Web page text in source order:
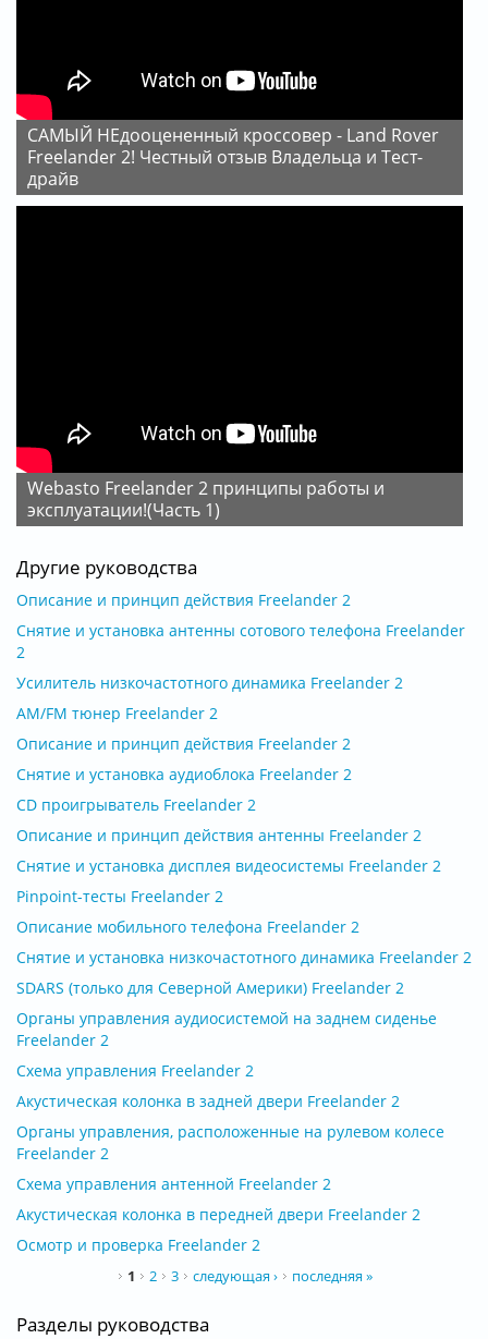
САМЫЙ НЕдооцененный кроссовер - Land Rover
Freelander 2! Честный отзыв Владельца и Тест-
драйв
Webasto Freelander 2 принципы работы и
эксплуатации!(Часть 1)
Другие руководства
Описание и принцип действия Freelander 2
Снятие и установка антенны сотового телефона Freelander
2
Усилитель низкочастотного динамика Freelander 2
AM/FM тюнер Freelander 2
Описание и принцип действия Freelander 2
Снятие и установка аудиоблока Freelander 2
CD проигрыватель Freelander 2
Описание и принцип действия антенны Freelander 2
Снятие и установка дисплея видеосистемы Freelander 2
Pinpoint-тесты Freelander 2
Описание мобильного телефона Freelander 2
Снятие и установка низкочастотного динамика Freelander 2
SDARS (только для Северной Америки) Freelander 2
Органы управления аудиосистемой на заднем сиденье
Freelander 2
Схема управления Freelander 2
Акустическая колонка в задней двери Freelander 2
Органы управления, расположенные на рулевом колесе
Freelander 2
Схема управления антенной Freelander 2
Акустическая колонка в передней двери Freelander 2
Осмотр и проверка Freelander 2
1 2 3 следующая › последняя »
Разделы руководства